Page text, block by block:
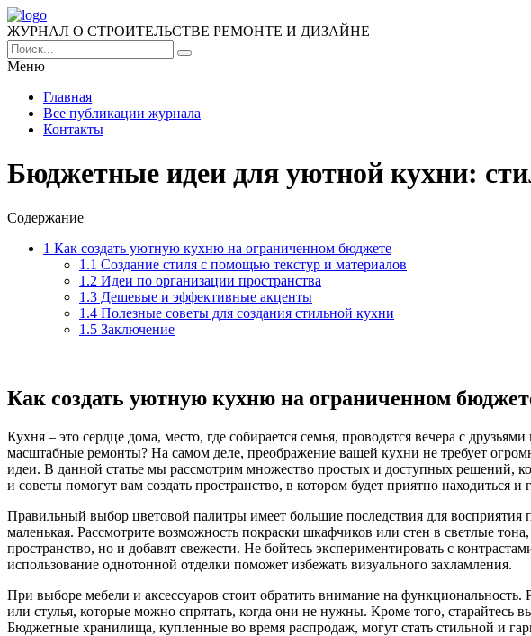
ЖУРНАЛ О СТРОИТЕЛЬСТВЕ РЕМОНТЕ И ДИЗАЙНЕ
Меню
Главная
Все публикации журнала
Контакты
Бюджетные идеи для уютной кухни:
Содержание
1 Как создать уютную кухню на ограниченном бюджете
1.1 Создание стиля с помощью текстур и материалов
1.2 Идеи по организации пространства
1.3 Дешевые и эффективные акценты
1.4 Полезные советы для создания стильной кухни
1.5 Заключение
Как создать уютную кухню на ограниченном
Кухня – это сердце дома, место, где собирается семья, проводятся вечера с
масштабные ремонты? На самом деле, преображение вашей кухни не требует
идеи. В данной статье мы рассмотрим множество простых и доступных решений,
и советы помогут вам создать пространство, в котором будет приятно находиться и
Правильный выбор цветовой палитры имеет большие последствия для восприятия
маленькая. Рассмотрите возможность покраски шкафчиков или стен в светлые
пространство, но и добавят свежести. Не бойтесь экспериментировать с
использование однотонной отделки поможет избежать визуального захламления.
При выборе мебели и аксессуаров стоит обратить внимание на
или стулья, которые можно спрятать, когда они не нужны. Кроме того, старайтесь
Бюджетные хранилища, купленные во время распродаж, могут стать стильной и